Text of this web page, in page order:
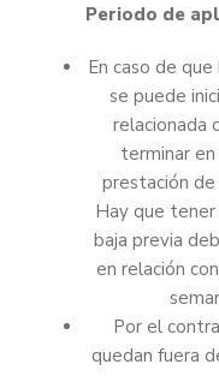
Periodo de
En caso de
se puede
relacionada
terminar
prestación
Hay que
baja previa
en relación
Por el
quedan fuera